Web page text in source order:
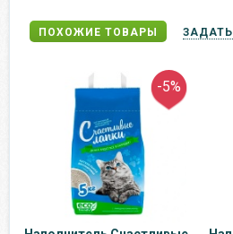
ПОХОЖИЕ ТОВАРЫ
-5%